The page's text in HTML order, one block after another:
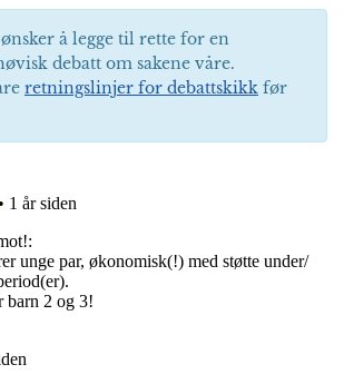
å legge til rette for en
debatt om sakene våre.
retningslinjer for debattskikk før